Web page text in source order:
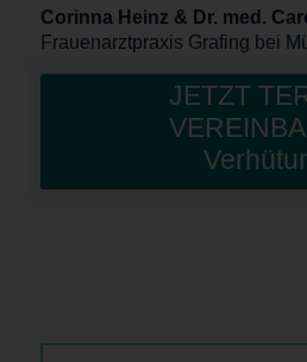
Corinna Heinz & Dr. med.
Frauenarztpraxis Grafing bei
JETZT